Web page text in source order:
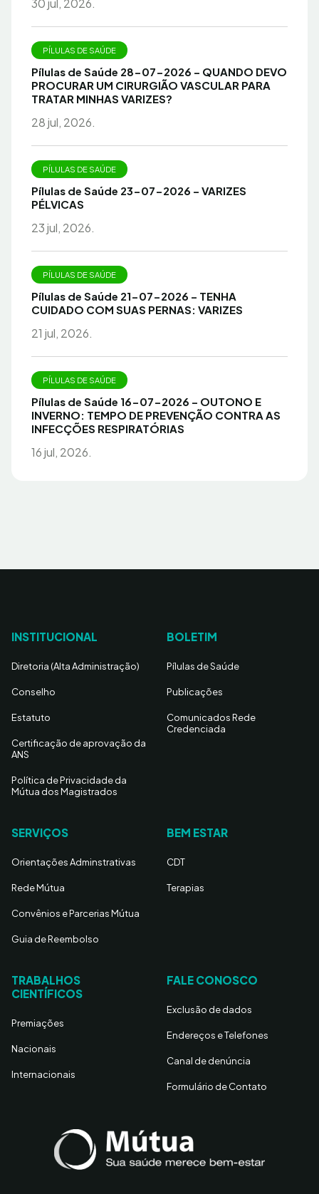
30 jul, 2026.
PÍLULAS DE SAÚDE
Pílulas de Saúde 28-07-2026 – QUANDO DEVO
PROCURAR UM CIRURGIÃO VASCULAR PARA
TRATAR MINHAS VARIZES?
28 jul, 2026.
PÍLULAS DE SAÚDE
Pílulas de Saúde 23-07-2026 – VARIZES
PÉLVICAS
23 jul, 2026.
PÍLULAS DE SAÚDE
Pílulas de Saúde 21-07-2026 – TENHA
CUIDADO COM SUAS PERNAS: VARIZES
21 jul, 2026.
PÍLULAS DE SAÚDE
Pílulas de Saúde 16-07-2026 – OUTONO E
INVERNO: TEMPO DE PREVENÇÃO CONTRA AS
INFECÇÕES RESPIRATÓRIAS
16 jul, 2026.
INSTITUCIONAL
Diretoria (Alta Administração)
Conselho
Estatuto
Certificação de aprovação da
ANS
Política de Privacidade da
Mútua dos Magistrados
BOLETIM
Pílulas de Saúde
Publicações
Comunicados Rede
Credenciada
SERVIÇOS
Orientações Adminstrativas
Rede Mútua
Convênios e Parcerias Mútua
Guia de Reembolso
BEM ESTAR
CDT
Terapias
TRABALHOS
CIENTÍFICOS
Premiações
Nacionais
Internacionais
FALE CONOSCO
Exclusão de dados
Endereços e Telefones
Canal de denúncia
Formulário de Contato